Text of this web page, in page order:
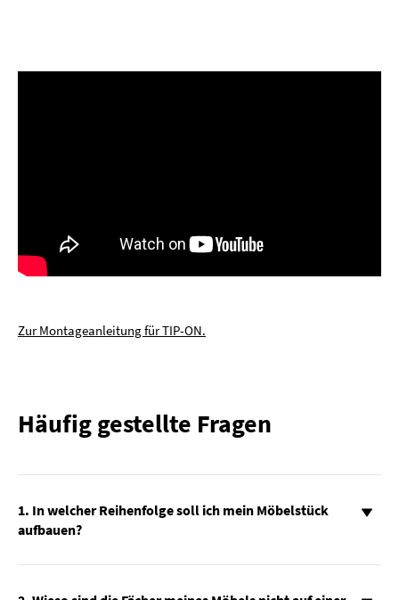
Zur Montageanleitung für TIP-ON.
Häufig gestellte Fragen
1. In welcher Reihenfolge soll ich mein Möbelstück
aufbauen?